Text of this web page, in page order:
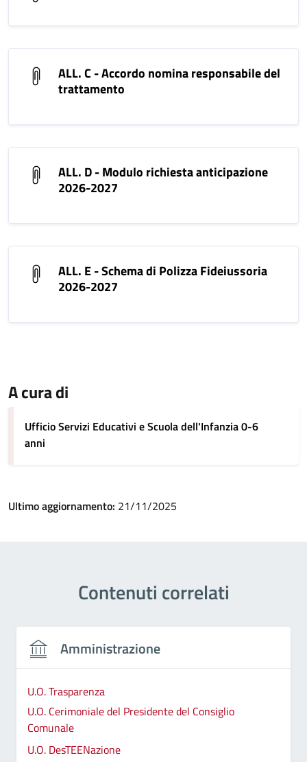
ALL. C - Accordo nomina responsabile del
trattamento
ALL. D - Modulo richiesta anticipazione
2026-2027
ALL. E - Schema di Polizza Fideiussoria
2026-2027
A cura di
Ufficio Servizi Educativi e Scuola dell'Infanzia 0-6
anni
Ultimo aggiornamento: 21/11/2025
Contenuti correlati
Amministrazione
U.O. Trasparenza
U.O. Cerimoniale del Presidente del Consiglio
Comunale
U.O. DesTEENazione